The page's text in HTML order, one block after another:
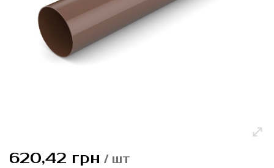
к
620,42 грн / шт